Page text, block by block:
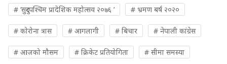
# ‘सुदुरपश्चिम प्रादेशिक महोत्सव २०७६ ’ # भ्रमण बर्ष २०२०
# कोरोना त्रास # आगलागी # बिचार # नेपाली कांग्रेस
# आजको मौसम # क्रिकेट प्रतियोगिता # सीमा समस्या